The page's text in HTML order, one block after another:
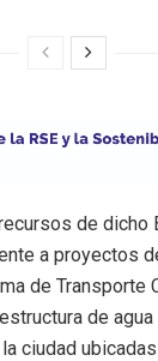
de dicho
a proyectos
de Transporte
de
ciudad